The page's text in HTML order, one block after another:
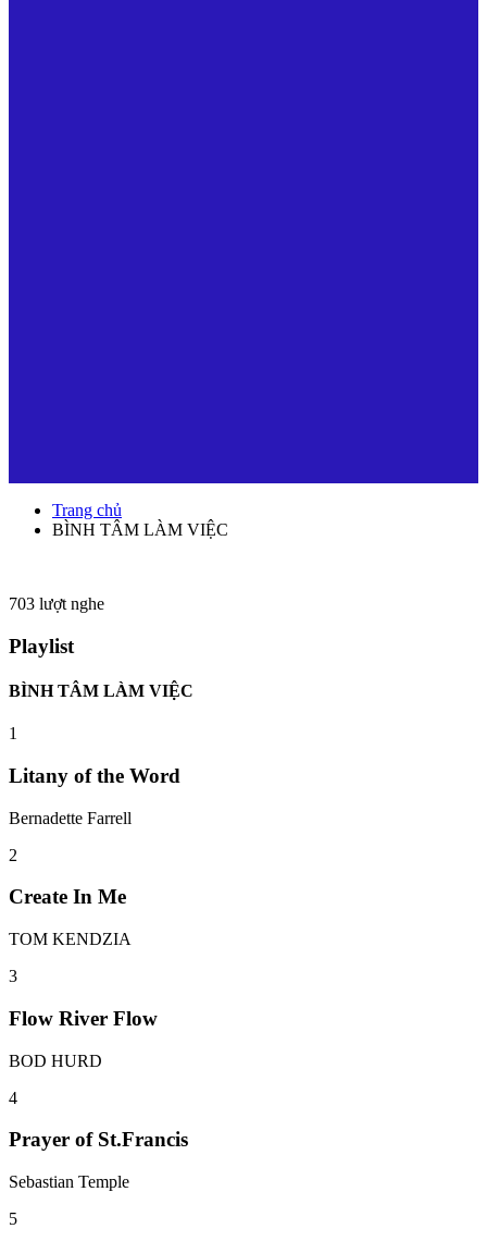
Trang chủ
BÌNH TÂM LÀM VIỆC
703 lượt nghe
Playlist
BÌNH TÂM LÀM VIỆC
1
Litany of the Word
Bernadette Farrell
2
Create In Me
TOM KENDZIA
3
Flow River Flow
BOD HURD
4
Prayer of St.Francis
Sebastian Temple
5